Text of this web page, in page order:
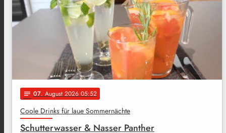
notes 07. August 2026 05:52
Coole Drinks für laue Sommernächte
Schutterwasser & Nasser Panther